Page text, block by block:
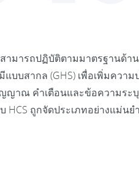
มารถปฏิบัติตามมาตรฐานด้าน
บบสากล (GHS) เพื่อเพิ่มควา
ญาณ คำเตือนและข้อความระ
ถูกจัดประเภทอย่างแม่นย